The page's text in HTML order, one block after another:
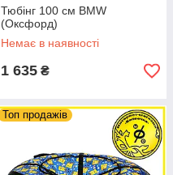
Тюбінг 100 см BMW
(Оксфорд)
Немає в наявності
1 635 ₴
Топ продажів